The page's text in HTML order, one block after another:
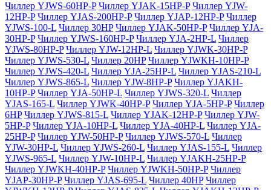
Чиллер YJWS-60HP-P Чиллер YJAK-15HP-P Чиллер YJW-
12HP-P Чиллер YJAS-200HP-P Чиллер YJAP-12HP-P Чиллер
YJWS-100-L Чиллер 30HP Чиллер YJAK-50HP-P Чиллер YJA-
30HP-P Чиллер YJWS-160HP-P Чиллер YJA-2HP-L Чиллер
YJWS-80HP-P Чиллер YJW-12HP-L Чиллер YJWK-30HP-P
Чиллер YJWS-530-L Чиллер 20HP Чиллер YJWKH-10HP-P
Чиллер YJWS-420-L Чиллер YJA-25HP-L Чиллер YJAS-210-L
Чиллер YJWS-865-L Чиллер YJW-8HP-P Чиллер YJAKH-
10HP-P Чиллер YJA-50HP-L Чиллер YJWS-320-L Чиллер
YJAS-165-L Чиллер YJWK-40HP-P Чиллер YJA-5HP-P Чиллер
6HP Чиллер YJWS-815-L Чиллер YJAK-12HP-P Чиллер YJW-
5HP-P Чиллер YJA-10HP-L Чиллер YJA-40HP-L Чиллер YJA-
25HP-P Чиллер YJW-50HP-P Чиллер YJWS-570-L Чиллер
YJW-30HP-L Чиллер YJWS-260-L Чиллер YJAS-155-L Чиллер
YJWS-965-L Чиллер YJW-10HP-L Чиллер YJAKH-25HP-P
Чиллер YJWKH-40HP-P Чиллер YJWKH-50HP-P Чиллер
YJAP-30HP-P Чиллер YJAS-695-L Чиллер 40HP Чиллер